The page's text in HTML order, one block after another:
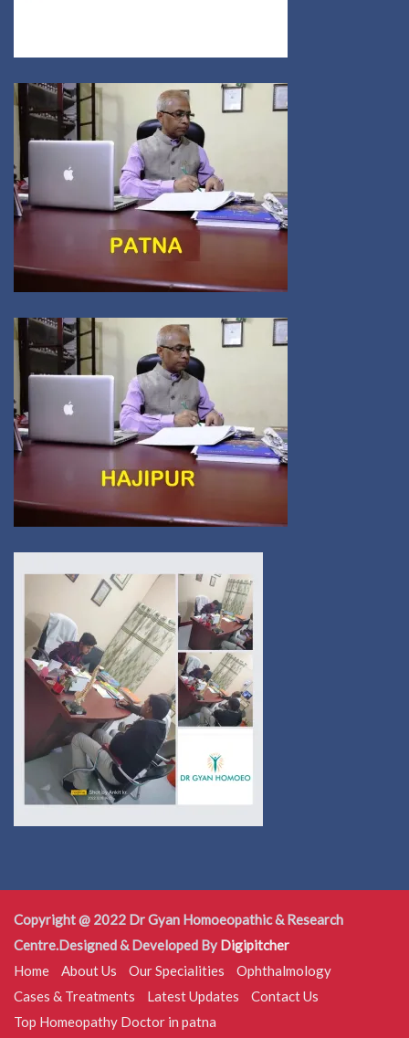
Copyright @ 2022 Dr Gyan Homoeopathic & Research
Centre.Designed & Developed By Digipitcher
Home
About Us Our Specialities
Ophthalmology
Cases & Treatments
Latest Updates
Contact Us
Top Homeopathy Doctor in patna